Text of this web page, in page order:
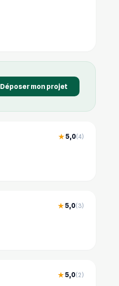
Déposer mon projet
★5,0(4)
★5,0(3)
★5,0(2)